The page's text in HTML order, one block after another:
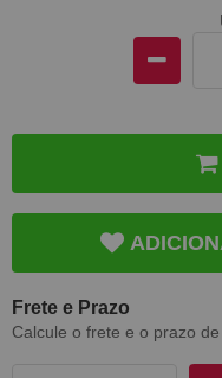
Frete e Prazo
Calcule o frete e o prazo